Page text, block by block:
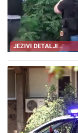
JEZIVI DETALJI
UBISTVA NA